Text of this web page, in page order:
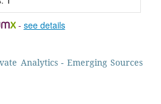
- see details
Analytics - Emerging Sources